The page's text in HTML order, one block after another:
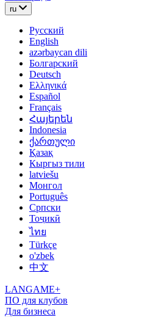
ru
Русский
English
azərbaycan dili
Болгарский
Deutsch
Ελληνικά
Español
Français
Հայերեն
Indonesia
ქართული
Қазақ
Кыргыз тили
latviešu
Монгол
Português
Српски
Тоҷикӣ
ไทย
Türkçe
o'zbek
中文
LANGAME+
ПО для клубов
Для бизнеса